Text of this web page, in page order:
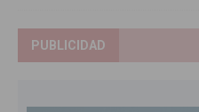
PUBLICIDAD